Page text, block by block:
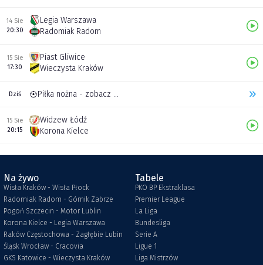
14 Sie
20:30
Legia Warszawa
Radomiak Radom
15 Sie
17:30
Piast Gliwice
Wieczysta Kraków
Dziś Piłka nożna - zobacz inne transmisje
15 Sie
20:15
Widzew Łódź
Korona Kielce
Na żywo
Wisła Kraków - Wisła Płock
Radomiak Radom - Górnik Zabrze
Pogoń Szczecin - Motor Lublin
Korona Kielce - Legia Warszawa
Raków Częstochowa - Zagłębie Lubin
Śląsk Wrocław - Cracovia
GKS Katowice - Wieczysta Kraków
Tabele
PKO BP Ekstraklasa
Premier League
La Liga
Bundesliga
Serie A
Ligue 1
Liga Mistrzów